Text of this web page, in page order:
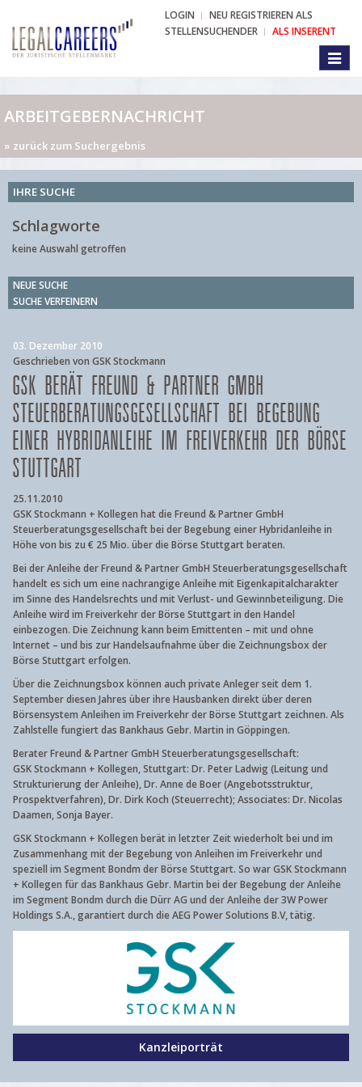
LOGIN
NEU REGISTRIEREN ALS
STELLENSUCHENDER
ALS INSERENT
ARBEITGEBERNACHRICHT
» zurück zum Suchergebnis
IHRE SUCHE
Schlagworte
keine Auswahl getroffen
NEUE SUCHE
SUCHE VERFEINERN
03. Dezember 2010
Geschrieben von GSK Stockmann
GSK BERÄT FREUND & PARTNER GMBH
STEUERBERATUNGSGESELLSCHAFT BEI BEGEBUNG
EINER HYBRIDANLEIHE IM FREIVERKEHR DER BÖRSE
STUTTGART
25.11.2010
GSK Stockmann + Kollegen hat die Freund & Partner GmbH
Steuerberatungsgesellschaft bei der Begebung einer Hybridanleihe in
Höhe von bis zu € 25 Mio. über die Börse Stuttgart beraten.
Bei der Anleihe der Freund & Partner GmbH Steuerberatungsgesellschaft
handelt es sich um eine nachrangige Anleihe mit Eigenkapitalcharakter
im Sinne des Handelsrechts und mit Verlust- und Gewinnbeteiligung. Die
Anleihe wird im Freiverkehr der Börse Stuttgart in den Handel
einbezogen. Die Zeichnung kann beim Emittenten – mit und ohne
Internet – und bis zur Handelsaufnahme über die Zeichnungsbox der
Börse Stuttgart erfolgen.
Über die Zeichnungsbox können auch private Anleger seit dem 1.
September diesen Jahres über ihre Hausbanken direkt über deren
Börsensystem Anleihen im Freiverkehr der Börse Stuttgart zeichnen. Als
Zahlstelle fungiert das Bankhaus Gebr. Martin in Göppingen.
Berater Freund & Partner GmbH Steuerberatungsgesellschaft:
GSK Stockmann + Kollegen, Stuttgart: Dr. Peter Ladwig (Leitung und
Strukturierung der Anleihe), Dr. Anne de Boer (Angebotsstruktur,
Prospektverfahren), Dr. Dirk Koch (Steuerrecht); Associates: Dr. Nicolas
Daamen, Sonja Bayer.
GSK Stockmann + Kollegen berät in letzter Zeit wiederholt bei und im
Zusammenhang mit der Begebung von Anleihen im Freiverkehr und
speziell im Segment Bondm der Börse Stuttgart. So war GSK Stockmann
+ Kollegen für das Bankhaus Gebr. Martin bei der Begebung der Anleihe
im Segment Bondm durch die Dürr AG und der Anleihe der 3W Power
Holdings S.A., garantiert durch die AEG Power Solutions B.V, tätig.
Kanzleiporträt